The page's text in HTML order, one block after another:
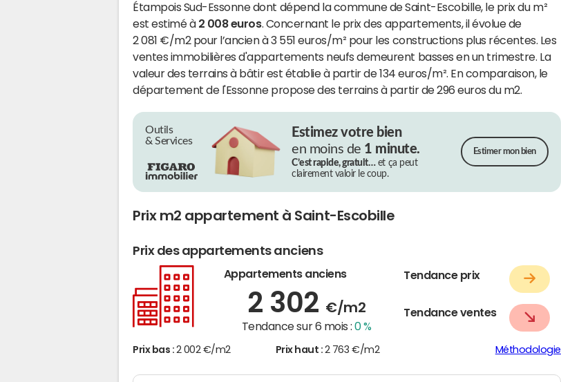
Étampois Sud-Essonne dont dépend la commune de Saint-Escobille, le prix du m²
est estimé à 2 008 euros. Concernant le prix des appartements, il évolue de
2 081 €/m2 pour l’ancien à 3 551 euros/m² pour les constructions plus récentes. Les
ventes immobilières d'appartements neufs demeurent basses en un trimestre. La
valeur des terrains à bâtir est établie à partir de 134 euros/m². En comparaison, le
département de l'Essonne propose des terrains à partir de 296 euros du m2.
Outils
& Services
Estimez votre bien
en moins de 1 minute.
C’est rapide, gratuit…et ça peut
clairement valoir le coup.
Estimer mon bien
Prix m2 appartement à Saint-Escobille
Prix des appartements anciens
Appartements anciens
2 302 €/m2
Tendance sur 6 mois :0 %
Tendance prix
Tendance ventes
Prix bas : 2 002 €/m2 Prix haut : 2 763 €/m2 Méthodologie